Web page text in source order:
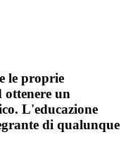
le proprie
ottenere un
L'educazione
di qualunque